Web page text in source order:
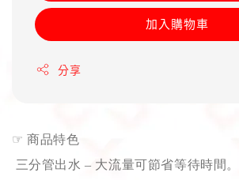
加入購物車
分享
☞ 商品特色
三分管出水 – 大流量可節省等待時間。